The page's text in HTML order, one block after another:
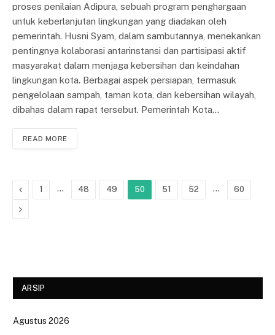
proses penilaian Adipura, sebuah program penghargaan
untuk keberlanjutan lingkungan yang diadakan oleh
pemerintah. Husni Syam, dalam sambutannya, menekankan
pentingnya kolaborasi antarinstansi dan partisipasi aktif
masyarakat dalam menjaga kebersihan dan keindahan
lingkungan kota. Berbagai aspek persiapan, termasuk
pengelolaan sampah, taman kota, dan kebersihan wilayah,
dibahas dalam rapat tersebut. Pemerintah Kota…
READ MORE
Previous
1 … 48 49 50 51 52 … 60
Next
ARSIP
Agustus 2026